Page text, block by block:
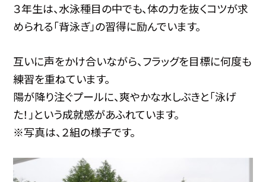
３年生は、水泳種目の中でも、体の力を抜くコツが求
められる「背泳ぎ」の習得に励んでいます。
互いに声をかけ合いながら、フラッグを目標に何度も
練習を重ねています。
陽が降り注ぐプールに、爽やかな水しぶきと「泳げ
た！」という成就感があふれています。
※写真は、２組の様子です。